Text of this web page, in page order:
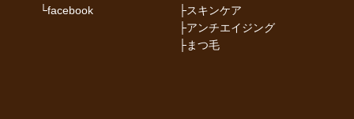
└facebook
├スキンケア
├アンチエイジング
├まつ毛